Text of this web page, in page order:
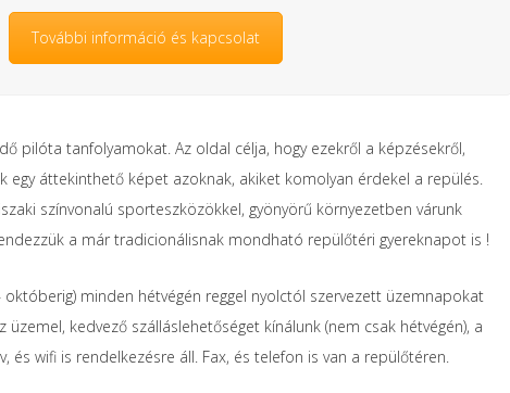
További információ és kapcsolat
pilóta tanfolyamokat. Az oldal célja, hogy ezekről a képzésekről,
egy áttekinthető képet azoknak, akiket komolyan érdekel a repülés.
színvonalú sporteszközökkel, gyönyörű környezetben várunk
a már tradicionálisnak mondható repülőtéri gyereknapot is !
minden hétvégén reggel nyolctól szervezett üzemnapokat
kedvező szálláslehetőséget kínálunk (nem csak hétvégén), a
és wifi is rendelkezésre áll. Fax, és telefon is van a repülőtéren.